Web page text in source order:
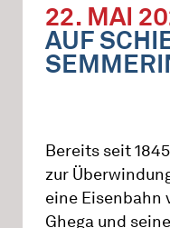
22. MAI
AUF
Bereits seit
zur
eine Eisenbahn
Ghega und